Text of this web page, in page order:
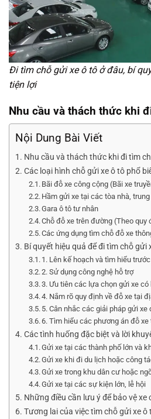
Đi tìm chỗ gửi xe ô tô ở đâu, bí
tiện lợi
Nhu cầu và thách thức khi
Nội Dung Bài Viết
Nhu cầu và thách thức khi đi tìm
Các loại hình chỗ gửi xe ô tô phổ
Bãi đỗ xe công cộng (Bãi xe
Hầm gửi xe tại các tòa nhà,
Gara ô tô tư nhân
Chỗ đỗ xe trên đường (Theo quy
Các ứng dụng tìm chỗ đỗ xe
Bí quyết hiệu quả để đi tìm chỗ gửi
1. Lên kế hoạch và tìm hiểu trước
2. Sử dụng công nghệ hỗ trợ
3. Ưu tiên các lựa chọn gửi xe có
4. Nắm rõ quy định về đỗ xe tại
5. Cân nhắc các giải pháp gửi xe
6. Tìm hiểu các phương án đỗ xe
Các tình huống đặc biệt và lời
Gửi xe tại các thành phố lớn và
Gửi xe khi đi du lịch hoặc công
Gửi xe trong khu dân cư hoặc
Gửi xe tại các sự kiện lớn, lễ hội
Những điều cần lưu ý để bảo vệ xe
Tương lai của việc tìm chỗ gửi xe ô